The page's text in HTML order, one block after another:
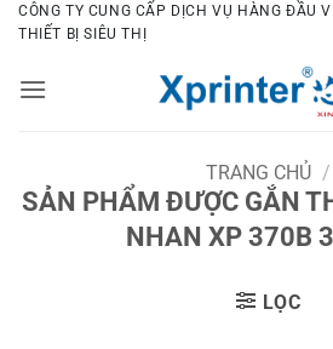
Bỏ
qua
dung
CÔNG TY CUNG CẤP DỊCH VỤ HÀNG ĐẦU
THIẾT BỊ SIÊU THỊ
TRANG CHỦ /
SẢN PHẨM ĐƯỢC GẮN
NHAN XP 370B
LỌC